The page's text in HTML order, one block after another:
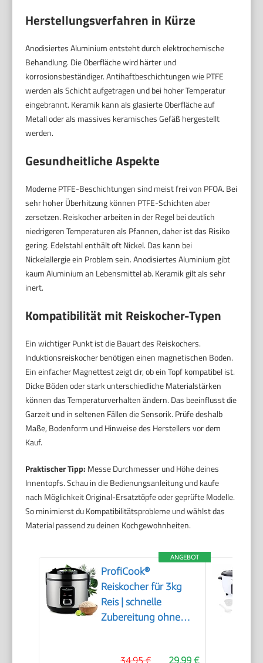
Herstellungsverfahren in Kürze
Anodisiertes Aluminium entsteht durch elektrochemische
Behandlung. Die Oberfläche wird härter und
korrosionsbeständiger. Antihaftbeschichtungen wie PTFE
werden als Schicht aufgetragen und bei hoher Temperatur
eingebrannt. Keramik kann als glasierte Oberfläche auf
Metall oder als massives keramisches Gefäß hergestellt
werden.
Gesundheitliche Aspekte
Moderne PTFE-Beschichtungen sind meist frei von PFOA. Bei
sehr hoher Überhitzung können PTFE-Schichten aber
zersetzen. Reiskocher arbeiten in der Regel bei deutlich
niedrigeren Temperaturen als Pfannen, daher ist das Risiko
gering. Edelstahl enthält oft Nickel. Das kann bei
Nickelallergie ein Problem sein. Anodisiertes Aluminium gibt
kaum Aluminium an Lebensmittel ab. Keramik gilt als sehr
inert.
Kompatibilität mit Reiskocher-Typen
Ein wichtiger Punkt ist die Bauart des Reiskochers.
Induktionsreiskocher benötigen einen magnetischen Boden.
Ein einfacher Magnettest zeigt dir, ob ein Topf kompatibel ist.
Dicke Böden oder stark unterschiedliche Materialstärken
können das Temperaturverhalten ändern. Das beeinflusst die
Garzeit und in seltenen Fällen die Sensorik. Prüfe deshalb
Maße, Bodenform und Hinweise des Herstellers vor dem
Kauf.
Praktischer Tipp: Messe Durchmesser und Höhe deines
Innentopfs. Schau in die Bedienungsanleitung und kaufe
nach Möglichkeit Original-Ersatztöpfe oder geprüfte Modelle.
So minimierst du Kompatibilitätsprobleme und wählst das
Material passend zu deinen Kochgewohnheiten.
ANGEBOT
ProfiCook®
Reiskocher für 3kg
Reis | schnelle
Zubereitung ohne
29,99 €
34,95 €